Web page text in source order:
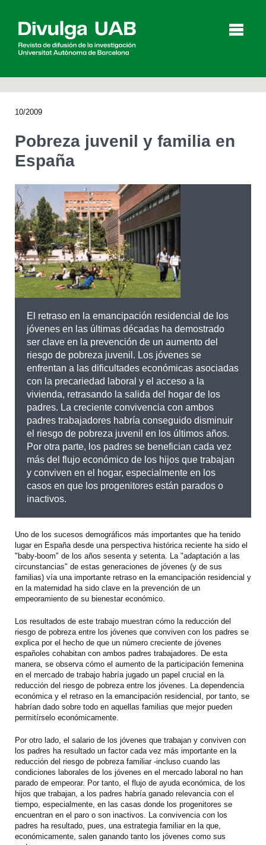
English Català
BUSCAR
10/2009
Pobreza juvenil y familia en
España
El retraso en la emancipación residencial de los
jóvenes en las últimas décadas ha demostrado
ser clave en la prevención de un aumento del
riesgo de pobreza juvenil. Los jóvenes se
enfrentan a las dificultades económicas asociadas
con la precariedad laboral y el acceso a la
vivienda, retrasando la salida del hogar de los
padres. La creciente convivencia con ambos
padres trabajadores habría conseguido disminuir
el riesgo de pobreza juvenil en los últimos años.
Por otra parte, los padres se benefician cada vez
más del flujo económico de los hijos que trabajan
y conviven en el hogar, especialmente en los
casos en que los progenitores están parados o
inactivos.
Uno de los sucesos demográficos más importantes que ha tenido
lugar en España desde una perspectiva histórica reciente ha sido el
"baby-boom" de los años sesenta y setenta. La "adaptación a las
circunstancias" de estas generaciones de jóvenes (y de sus
familias) vía una importante retraso en la emancipación residencial y
en la maternidad ha sido clave en la prevención de un
empeoramiento de su bienestar económico.
Los resultados de este trabajo muestran cómo la reducción del
riesgo de pobreza entre los jóvenes que conviven con los padres se
explica por el hecho de que un número creciente de jóvenes
españoles cohabitan con ambos padres trabajadores. De esta
manera, se observa cómo el aumento de la participación femenina
en el mercado de trabajo habría jugado un papel crucial en la
reducción del riesgo de pobreza entre los jóvenes. La dependencia
económica y el retraso en la emancipación residencial, por tanto, se
habrían dado sobre todo en aquellas familias que mejor pueden
permitírselo económicamente.
Por otro lado, el salario de los jóvenes que trabajan y conviven con
los padres ha resultado un factor cada vez más importante en la
reducción del riesgo de pobreza familiar -incluso cuando las
condiciones laborales de los jóvenes en el mercado laboral no han
parado de empeorar. Por tanto, el flujo de ayuda económica, de los
hijos que trabajan, a los padres habría ganado relevancia con el
tiempo, especialmente, en las casas donde los progenitores se
encuentran en el paro o son inactivos. La convivencia con los
padres ha resultado, pues, una estrategia familiar en la que,
económicamente, salen ganando tanto los jóvenes como sus